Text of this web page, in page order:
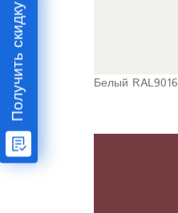
Белый RAL9016
Получить скидку